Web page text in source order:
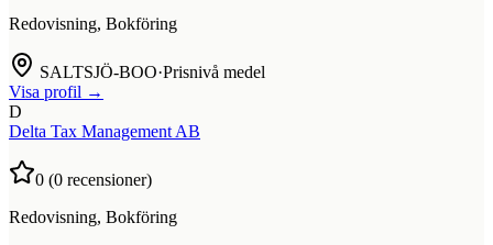
Redovisning, Bokföring
SALTSJÖ-BOO·Prisnivå medel
Visa profil →
D
Delta Tax Management AB
0 (0 recensioner)
Redovisning, Bokföring